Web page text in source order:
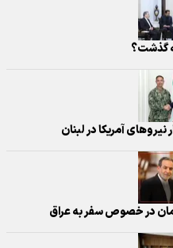
گذشت؟
آمریکا در لبنان
در خصوص سفر به عراق